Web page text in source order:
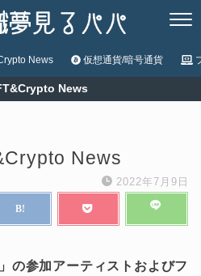
News 仮想通貨/暗号通貨
News
News
2022年7月9日
の参加アーティストおよびフ